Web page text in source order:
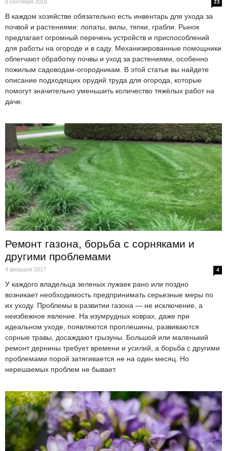
8 сентября 2018 23
В каждом хозяйстве обязательно есть инвентарь для ухода за
почвой и растениями: лопаты, вилы, тяпки, грабли. Рынок
предлагает огромный перечень устройств и приспособлений
для работы на огороде и в саду. Механизированные помощники
облегчают обработку почвы и уход за растениями, особенно
пожилым садоводам-огородникам. В этой статье вы найдете
описание подходящих орудий труда для огорода, которые
помогут значительно уменьшить количество тяжёлых работ на
даче.
Ремонт газона, борьба с сорняками и
другими проблемами
4 февраля 2017 4
У каждого владельца зеленых лужаек рано или поздно
возникает необходимость предпринимать серьезные меры по
их уходу. Проблемы в развитии газона — не исключение, а
неизбежное явление. На изумрудных коврах, даже при
идеальном уходе, появляются проплешины, развиваются
сорные травы, досаждают грызуны. Большой или маленький
ремонт дернины требует времени и усилий, а борьба с другими
проблемами порой затягивается не на один месяц. Но
нерешаемых проблем не бывает.